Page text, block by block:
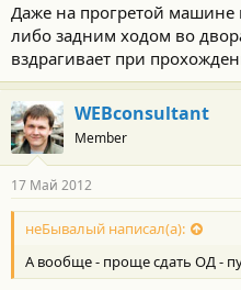
Даже на прогретой
либо задним ходом во
вздрагивает при
WEBconsultant
Member
17 Май 2012
неБывалый написал(а):
А вообще - проще сдать ОД -